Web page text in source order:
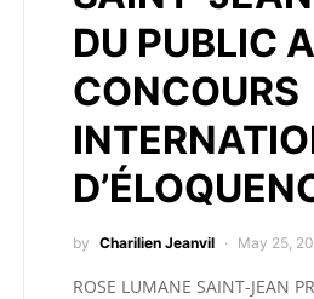
DU PUBLIC
CONCOURS
by Charilien Jeanvil May 25,
ROSE LUMANE SAINT-JEAN